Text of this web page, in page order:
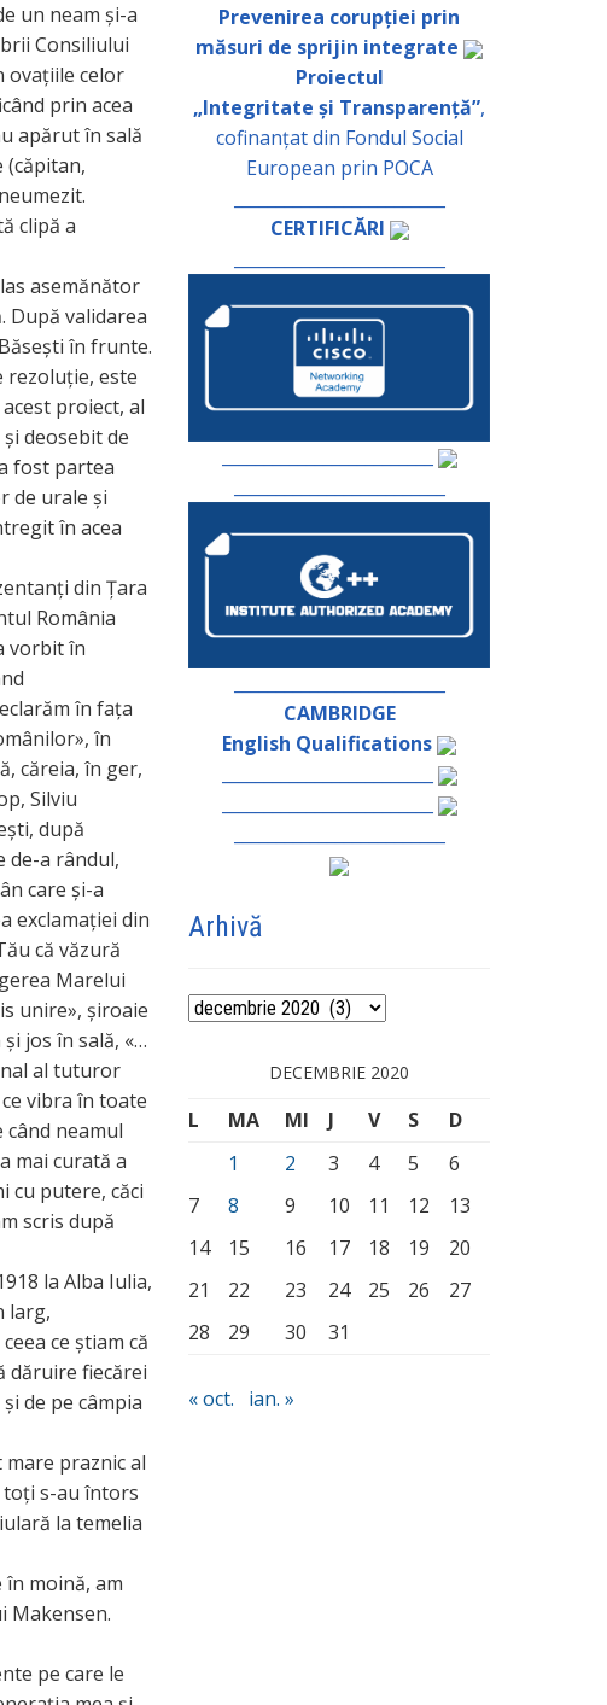
un neam și-a
Consiliului
ovațiile celor
prin acea
apărut în sală
clipă a
asemănător
După validarea
în frunte.
rezoluție, este
proiect, al
deosebit de
fost partea
de urale și
în acea
din Țara
România
vorbit în
în fața
în
căreia, în ger,
Silviu
după
de-a rândul,
care și-a
exclamației din
că văzură
Marelui
unire», șiroaie
jos în sală, «…
al tuturor
vibra în toate
neamul
mai curată a
cu putere, căci
scris după
la Alba Iulia,
larg,
ce știam că
dăruire fiecărei
de pe câmpia
praznic al
toți s-au întors
la temelia
moină, am
Makensen.
pe care le
Prevenirea corupției prin
măsuri de sprijin integrate
Proiectul
„Integritate și Transparență”,
cofinanțat din Fondul Social
European prin POCA
CERTIFICĂRI
CAMBRIDGE
English Qualifications
Arhivă
Arhivă
DECEMBRIE 2020
L MA MI J V S
D
1
2 3 4 5
6
7
8 9 10 11 12
13
14
15 16 17 18 19
20
21
22 23 24 25 26
27
28
29 30 31
« oct. ian. »